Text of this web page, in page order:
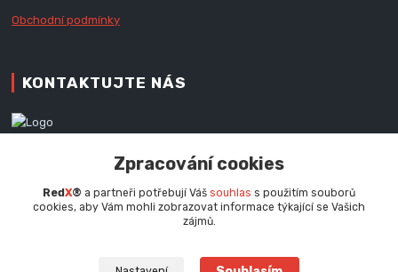
Obchodní podmínky
KONTAKTUJTE NÁS
+420 777 979 111
info@redx.cz
Zpracování cookies
Red X® a partneři potřebují Váš souhlas s použitím souborů
cookies, aby Vám mohli zobrazovat informace týkající se Vašich
zájmů.